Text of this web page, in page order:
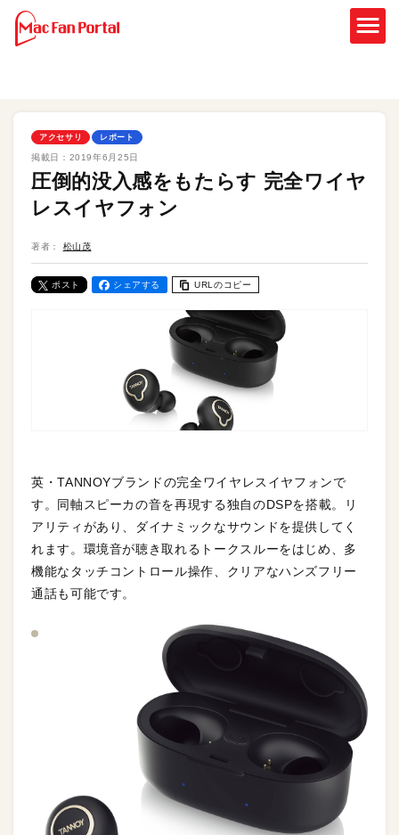
アクセサリ レポート
掲載日： 2019年6月25日
圧倒的没入感をもたらす 完全ワイヤ
レスイヤフォン
著者： 松山茂
ポスト シェアする URLのコピー
英・TANNOYブランドの完全ワイヤレスイヤフォンで
す。同軸スピーカの音を再現する独自のDSPを搭載。リ
アリティがあり、ダイナミックなサウンドを提供してく
れます。環境音が聴き取れるトークスルーをはじめ、多
機能なタッチコントロール操作、クリアなハンズフリー
通話も可能です。